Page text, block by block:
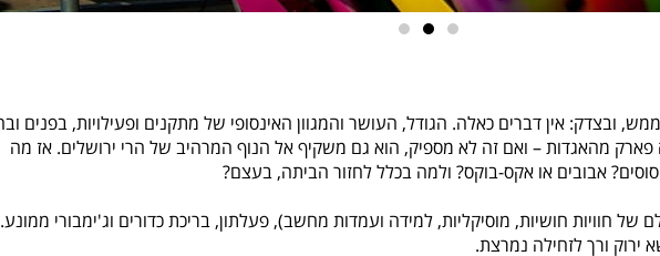
ובצדק: אין דברים כאלה. הגודל, העושר והמגוון האינסופי של מתקנים ופעילויות, בפנים
פארק מהאגדות – ואם זה לא מספיק, הוא גם משקיף אל הנוף המרהיב של הרי ירושלים. אז מה
אבובים או אקס-בוקס? ולמה בכלל לחזור הביתה, בעצם?
של חוויות חושיות, מוסיקליות, למידה ועמדות מחשב), פעלתון, בריכת כדורים וג'ימבורי ממונע.
ירוק ורך לזחילה נמרצת.